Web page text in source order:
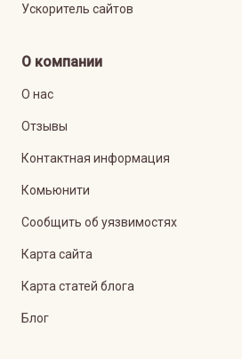
Ускоритель сайтов
О компании
О нас
Отзывы
Контактная информация
Комьюнити
Сообщить об уязвимостях
Карта сайта
Карта статей блога
Блог